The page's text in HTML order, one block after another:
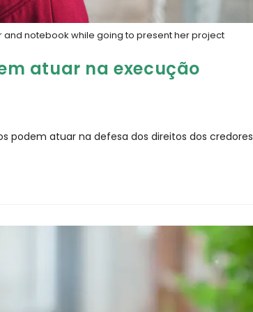
notebook while going to present her project
atuar na execução
podem atuar na defesa dos direitos dos credores